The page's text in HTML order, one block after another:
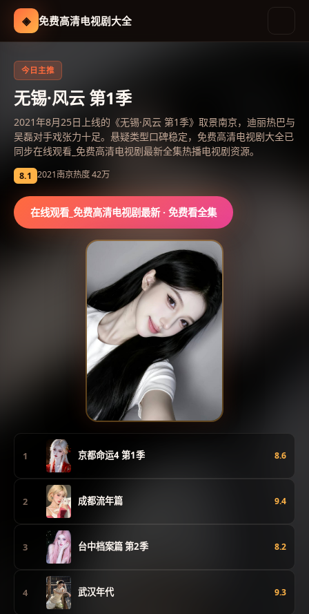
◈ 免费高清电视剧大全
免费高清电视剧大全
今日主推
无锡·风云 第1季
2021年8月25日上线的《无锡·风云 第1季》取景南京，迪丽热巴与
吴磊对手戏张力十足。悬疑类型口碑稳定，免费高清电视剧大全已
同步在线观看_免费高清电视剧最新全集热播电视剧资源。
8.1 2021南京热度42万
在线观看_免费高清电视剧最新· 免费看全集
1 京都命运4 第1季 8.6
2 成都流年篇 9.4
3 台中档案篇 第2季 8.2
4 武汉年代 9.3